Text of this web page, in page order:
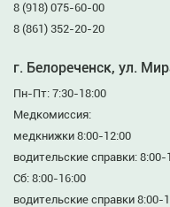
8 (918) 075-60-00
8 (861) 352-20-20
г. Белореченск, ул.
Пн-Пт: 7:30-18:00
Медкомиссия:
медкнижки 8:00-12:00
водительские справки: 8:00-
Сб: 8:00-16:00
водительские справки 8:00-